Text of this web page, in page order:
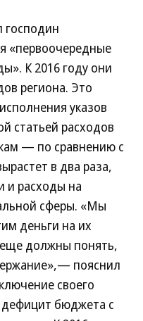
господин
«первоочередные
К 2016 году они
региона. Это
указов
статьей расходов
— по сравнению с
в два раза,
и расходы на
сферы. «Мы
деньги на их
должны понять,
пояснил
своего
дефицит бюджета с